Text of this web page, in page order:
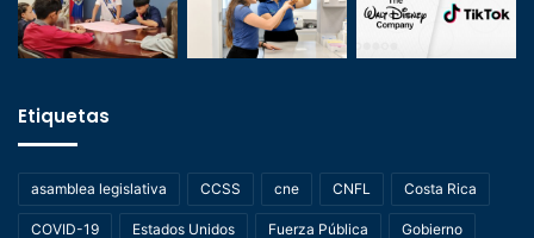
Etiquetas
asamblea legislativa CCSS cne CNFL Costa Rica
COVID-19 Estados Unidos Fuerza Pública Gobierno